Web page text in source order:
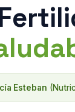
Esteban